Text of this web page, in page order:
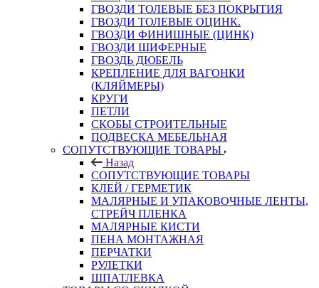
ГВОЗДИ ТОЛЕВЫЕ БЕЗ ПОКРЫТИЯ
ГВОЗДИ ТОЛЕВЫЕ ОЦИНК.
ГВОЗДИ ФИНИШНЫЕ (ЦИНК)
ГВОЗДИ ШИФЕРНЫЕ
ГВОЗДЬ ДЮБЕЛЬ
КРЕПЛЕНИЕ ДЛЯ ВАГОНКИ
(КЛЯЙМЕРЫ)
КРУГИ
ПЕТЛИ
СКОБЫ СТРОИТЕЛЬНЫЕ
ПОДВЕСКА МЕБЕЛЬНАЯ
СОПУТСТВУЮЩИЕ ТОВАРЫ
Назад
СОПУТСТВУЮЩИЕ ТОВАРЫ
КЛЕЙ / ГЕРМЕТИК
МАЛЯРНЫЕ И УПАКОВОЧНЫЕ ЛЕНТЫ,
СТРЕЙЧ ПЛЕНКА
МАЛЯРНЫЕ КИСТИ
ПЕНА МОНТАЖНАЯ
ПЕРЧАТКИ
РУЛЕТКИ
ШПАТЛЕВКА